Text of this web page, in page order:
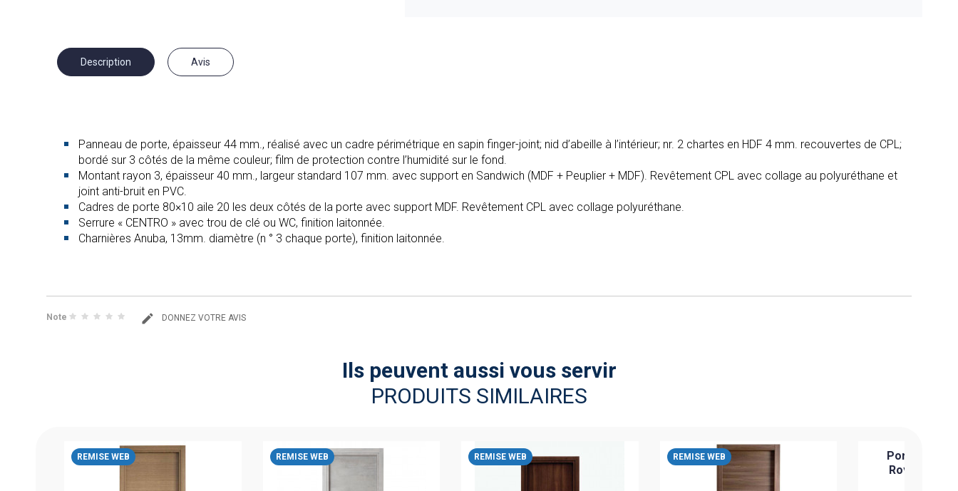
Description Avis
Panneau de porte, épaisseur 44 mm., réalisé avec un cadre périmétrique en sapin finger-joint; nid d’abeille à l’intérieur; nr. 2 chartes en HDF 4 mm. recouvertes de CPL;
bordé sur 3 côtés de la même couleur; film de protection contre l’humidité sur le fond.
Montant rayon 3, épaisseur 40 mm., largeur standard 107 mm. avec support en Sandwich (MDF + Peuplier + MDF). Revêtement CPL avec collage au polyuréthane et
joint anti-bruit en PVC.
Cadres de porte 80×10 aile 20 les deux côtés de la porte avec support MDF. Revêtement CPL avec collage polyuréthane.
Serrure « CENTRO » avec trou de clé ou WC, finition laitonnée.
Charnières Anuba, 13mm. diamètre (n ° 3 chaque porte), finition laitonnée.
Note DONNEZ VOTRE AVIS
Ils peuvent aussi vous servir
PRODUITS SIMILAIRES
REMISE WEB REMISE WEB REMISE WEB REMISE WEB REMISE WEB
Porte
Rovere